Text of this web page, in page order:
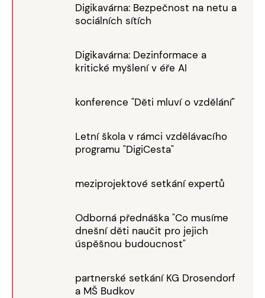
Digikavárna: Bezpečnost na netu a
sociálních sítích
Digikavárna: Dezinformace a
kritické myšlení v éře AI
konference "Děti mluví o vzdělání"
Letní škola v rámci vzdělávacího
programu "DigiCesta"
meziprojektové setkání expertů
Odborná přednáška "Co musíme
dnešní děti naučit pro jejich
úspěšnou budoucnost"
partnerské setkání KG Drosendorf
a MŠ Budkov